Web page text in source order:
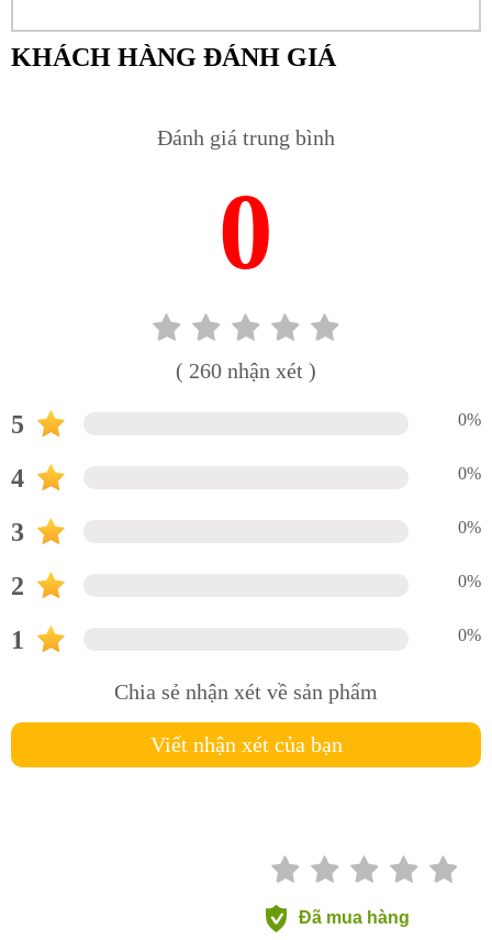
KHÁCH HÀNG ĐÁNH GIÁ
Đánh giá trung bình
0
( 260 nhận xét )
5 0%
4 0%
3 0%
2 0%
1 0%
Chia sẻ nhận xét về sản phẩm
Viết nhận xét của bạn
Đã mua hàng